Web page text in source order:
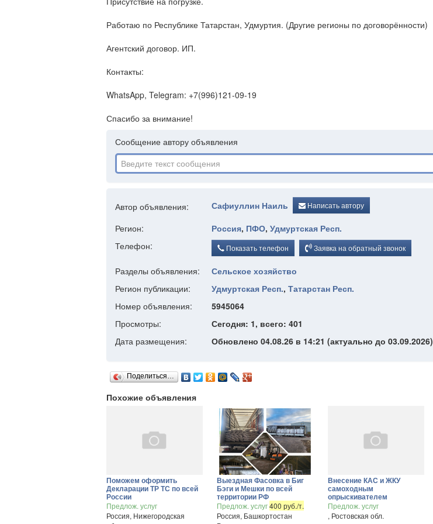
Работаю по Республике Татарстан, Удмуртия. (Другие регионы по договорённости)
Агентский договор. ИП.
Контакты:
WhatsApp, Telegram: +7(996)121-09-19
Спасибо за внимание!
Сообщение автору объявления
Автор объявления: Сафиуллин Наиль Написать автору
Регион: Россия, ПФО, Удмуртская Респ.
Телефон:
Показать телефон Заявка на обратный звонок
Разделы объявления:
Сельское хозяйство
Регион публикации:
Удмуртская Респ., Татарстан Респ.
Номер объявления:
5945064
Просмотры:
Сегодня: 1, всего: 401
Дата размещения:
Обновлено 04.08.26 в 14:21 (актуально до 03.09.2026)
Поделиться…
Похожие объявления
Поможем оформить
Декларации ТР ТС по всей
России
Предлож. услуг
Россия, Нижегородская
Выездная Фасовка в Биг
Бэги и Мешки по всей
территории РФ
Предлож. услуг400 руб./т.
Россия, Башкортостан
Внесение КАС и ЖКУ
самоходным
опрыскивателем
Предлож. услуг
, Ростовская обл.